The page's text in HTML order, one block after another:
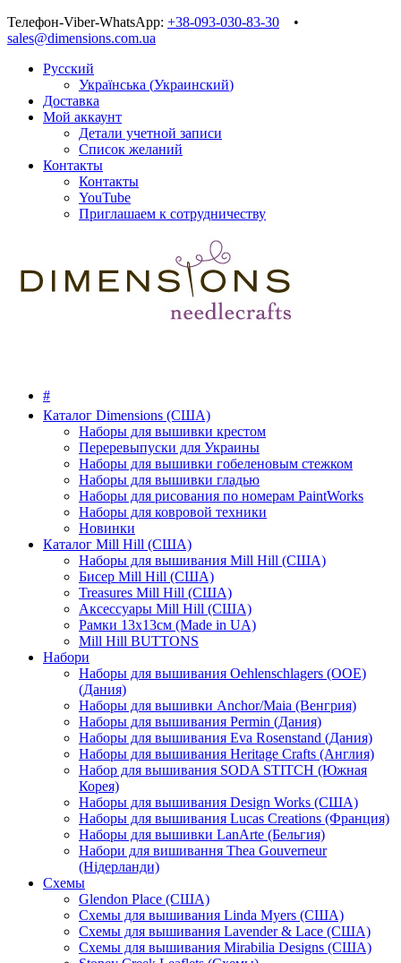
Телефон-Viber-WhatsApp: +38-093-030-83-30 •
sales@dimensions.com.ua
Русский
Українська (Украинский)
Доставка
Мой аккаунт
Детали учетной записи
Список желаний
Контакты
Контакты
YouTube
Приглашаем к сотрудничеству
#
Каталог Dimensions (США)
Наборы для вышивки крестом
Переревыпуски для Украины
Наборы для вышивки гобеленовым стежком
Наборы для вышивки гладью
Наборы для рисования по номерам PaintWorks
Наборы для ковровой техники
Новинки
Каталог Mill Hill (США)
Наборы для вышивания Mill Hill (США)
Бисер Mill Hill (США)
Treasures Mill Hill (США)
Аксессуары Mill Hill (США)
Рамки 13х13см (Made in UA)
Mill Hill BUTTONS
Набори
Наборы для вышивания Oehlenschlagers (OOE)
(Дания)
Наборы для вышивки Anchor/Maia (Венгрия)
Наборы для вышивания Permin (Дания)
Наборы для вышивания Eva Rosenstand (Дания)
Наборы для вышивания Heritage Crafts (Англия)
Набор для вышивания SODA STITCH (Южная
Корея)
Наборы для вышивания Design Works (США)
Наборы для вышивания Lucas Creations (Франция)
Наборы для вышивки LanArte (Бельгия)
Набори для вишивання Thea Gouverneur
(Нідерланди)
Схемы
Glendon Place (США)
Схемы для вышивания Linda Myers (США)
Схемы для вышивания Lavender & Lace (США)
Схемы для вышивания Mirabilia Designs (США)